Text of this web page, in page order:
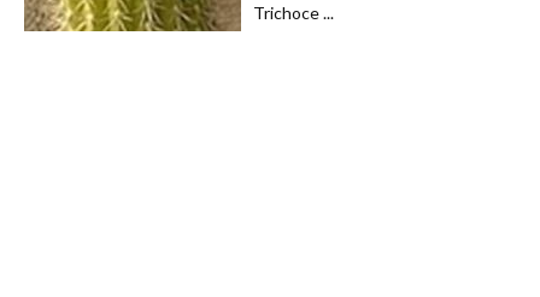
Trichoce ...